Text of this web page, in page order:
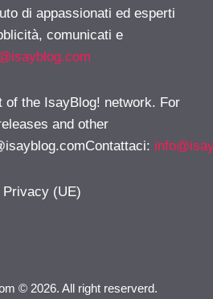
di appassionati ed esperti
comunicati e
of the IsayBlog! network. For
and other
:
(UE)
© 2026. All right reserverd.